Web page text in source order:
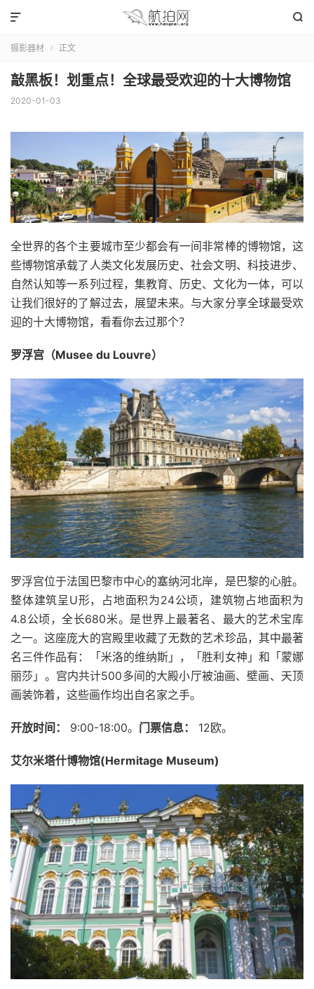


摄影器材  正文
敲黑板！划重点！全球最受欢迎的十大博物馆
2020-01-03
全世界的各个主要城市至少都会有一间非常棒的博物馆，这
些博物馆承载了人类文化发展历史、社会文明、科技进步、
自然认知等一系列过程，集教育、历史、文化为一体，可以
让我们很好的了解过去，展望未来。与大家分享全球最受欢
迎的十大博物馆，看看你去过那个？
罗浮宫（Musee du Louvre）
罗浮宫位于法国巴黎市中心的塞纳河北岸，是巴黎的心脏。
整体建筑呈U形，占地面积为24公顷，建筑物占地面积为
4.8公顷，全长680米。是世界上最著名、最大的艺术宝库
之一。这座庞大的宫殿里收藏了无数的艺术珍品，其中最著
名三件作品有：「米洛的维纳斯」，「胜利女神」和「蒙娜
丽莎」。宫内共计500多间的大殿小厅被油画、壁画、天顶
画装饰着，这些画作均出自名家之手。
开放时间： 9:00-18:00。 门票信息： 12欧。
艾尔米塔什博物馆(Hermitage Museum)